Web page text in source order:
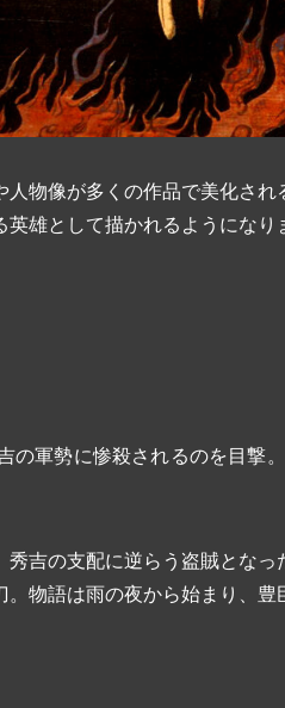
物像が多くの作品で美化さ
雄として描かれるようになり
軍勢に惨殺されるのを目撃
吉の支配に逆らう盗賊とな
物語は雨の夜から始まり、豊